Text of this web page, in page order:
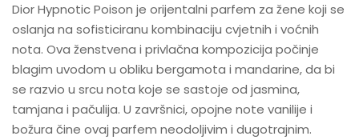
Dior Hypnotic Poison je orijentalni parfem za žene koji se
oslanja na sofisticiranu kombinaciju cvjetnih i voćnih
nota. Ova ženstvena i privlačna kompozicija počinje
blagim uvodom u obliku bergamota i mandarine, da bi
se razvio u srcu nota koje se sastoje od jasmina,
tamjana i pačulija. U završnici, opojne note vanilije i
božura čine ovaj parfem neodoljivim i dugotrajnim.